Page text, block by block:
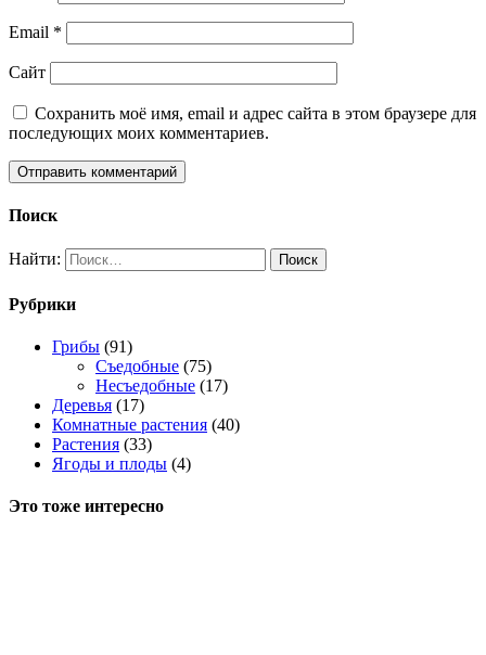
Email *
Сайт
Сохранить моё имя, email и адрес сайта в этом браузере для
последующих моих комментариев.
Поиск
Найти:
Рубрики
Грибы (91)
Съедобные (75)
Несъедобные (17)
Деревья (17)
Комнатные растения (40)
Растения (33)
Ягоды и плоды (4)
Это тоже интересно